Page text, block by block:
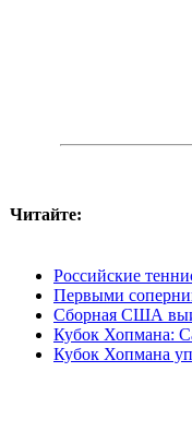
Читайте:
Российские
Первыми
Сборная США
Кубок Хопмана:
Кубок Хопмана